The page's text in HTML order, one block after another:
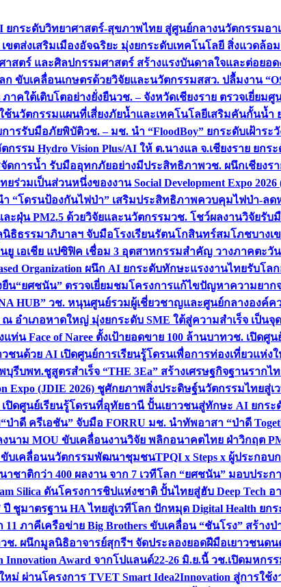
ยกระดับวิทยาศาสตร์-สุขภาพไทย สู่ศูนย์กลางนวัตกรรมอา
ขตส่งเสริมเมืองอัจฉริยะ มุ่งยกระดับเทคโนโลยี สิ่งแวดล้
ตร์ และศิลปกรรมศาสตร์ สร้างแรงบันดาลใจและต่อยอ
ขับเคลื่อนเกษตรด้วยวิจัยและนวัตกรรมสสว. ปลื้มงาน
าคใต้เติบโตอย่างยั่งยืนวช. – จังหวัดเชียงราย ตรวจเยี่ย
ช้นวัตกรรมแผนที่เสี่ยงภัยน้ำและเทคโนโลยีเสริมคันกั้นน้ำ
การรับมือภัยพิบัติวช. – มช. นำ “FloodBoy” ยกระดับเฝ้าระ
กรรม Hydro Vision Plus/AI ให้ ต.นางแล จ.เชียงราย ยกร
ดการน้ำ รับมืออุทกภัยอย่างมีประสิทธิภาพวช. ผนึกเชียงร
ร่วมเป็นส่วนหนึ่งของงาน Social Development Expo
ำ “โดรนป้องกันไฟป่า” เสริมประสิทธิภาพควบคุมไฟป่า-ล
ะฝุ่น PM2.5 ด้วยวิจัยและนวัตกรรมวช. โชว์ผลงานวิจัยรับ
ธิธรรมาภิบาลฯ จับมือโรงเรียนรัตนโกสินทร์สมโภชบาง
ยู เอเชีย แปซิฟิค เชื่อม 3 อุตสาหกรรมสำคัญ วางภาคตะ
Organization ผนึก AI ยกระดับทักษะแรงงานไทยรับโล
ยืน“ยศชนัน” ตรวจเยี่ยมชมโครงการแก้ไขปัญหาความยาก
HUB” วช. หนุนศูนย์รวมผู้เชี่ยวชาญและศูนย์กลางอง
ณ อำเภอหาดใหญ่ มุ่งยกระดับ SME ใต้สู่ความสำเร็จ เป็น
ท่น Face of Naree ตั้งเป้ายอดขาย 100 ล้านบาทวช. เปิดศู
ชนด้วย AI เปิดศูนย์การเรียนรู้โดรนเพื่อการท่องเที่ยวแห่ง
บุรีบพท.ชูสูตรสำเร็จ “THE 3Ea” สร้างเศรษฐกิจฐานรากไ
Expo (JDIE 2026) ชูศักยภาพสิ่งประดิษฐ์นวัตกรรมไทยสู่
เปิดศูนย์เรียนรู้โดรนที่อุทัยธานี ปั้นเยาวชนสู่ทักษะ AI ยกระ
“ป่าดี ครีเอชัน” จับมือ FORRU มช. นำทัพอาสา “ป่าดี
นาม MOU ขับเคลื่อนงานวิจัย พลิกอนาคตไทย ฝ่าวิกฤต
ขับเคลื่อนนวัตกรรมพัฒนาชุมชนTPQI x Steps x ผู้ประกอ
ชาติกว่า 400 ผลงาน จาก 7 เวทีโลก “ยศชนัน” มอบประก
Silica ดันโครงการชิปแห่งชาติ ปั้นไทยสู่ฮับ Deep Tech อ
ปี ชูมาตรฐาน HA ไทยสู่เวทีโลก ปักหมุด Digital Health ย
11 ภาคีเครือข่าย Big Brothers ขับเคลื่อน “ชันโรง” สร้าง
วช. ผนึกมูลนิธิอาจารย์สุกรีฯ จัดประลองยอดฝีมือเยาวชนดน
Innovation Award จากโปแลนด์22-26 มิ.ย.นี้ วช.เปิดมหกร
ผ่านโครงการ TVET Smart Idea2Innovation สู่การใช้ง